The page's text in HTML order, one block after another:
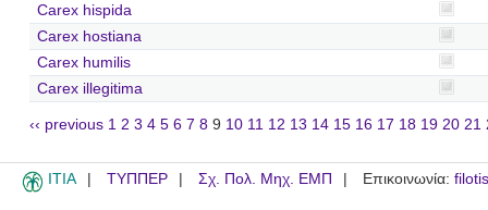
Carex hispida
Carex hostiana
Carex humilis
Carex illegitima
‹‹ previous 1 2 3 4 5 6 7 8 9 10 11 12 13 14 15 16 17 18 19 20 21
ITIA ΤΥΠΠΕΡ Σχ. Πολ. Μηχ. ΕΜΠ Επικοινωνία: